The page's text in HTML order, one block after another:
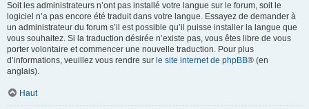
Soit les administrateurs n’ont pas installé votre langue sur le forum, soit le
logiciel n’a pas encore été traduit dans votre langue. Essayez de demander à
un administrateur du forum s’il est possible qu’il puisse installer la langue que
vous souhaitez. Si la traduction désirée n’existe pas, vous êtes libre de vous
porter volontaire et commencer une nouvelle traduction. Pour plus
d’informations, veuillez vous rendre sur le site internet de phpBB® (en
anglais).
Haut